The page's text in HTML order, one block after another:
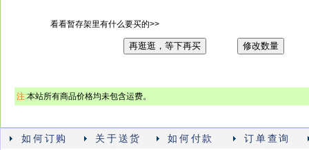
看看暂存架里有什么要买的>>
再逛逛，等下再买 修改数量
注:本站所有商品价格均未包含运费。
如何订购 关于送货 如何付款 订单查询